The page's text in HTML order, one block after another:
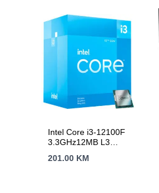
Intel Core i3-12100F
3.3GHz12MB L3
Lake,bez grafike
201.00 KM